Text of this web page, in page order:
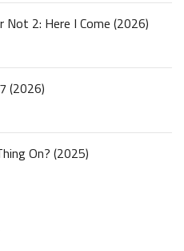
2: Here I Come (2026)
(2026)
On? (2025)